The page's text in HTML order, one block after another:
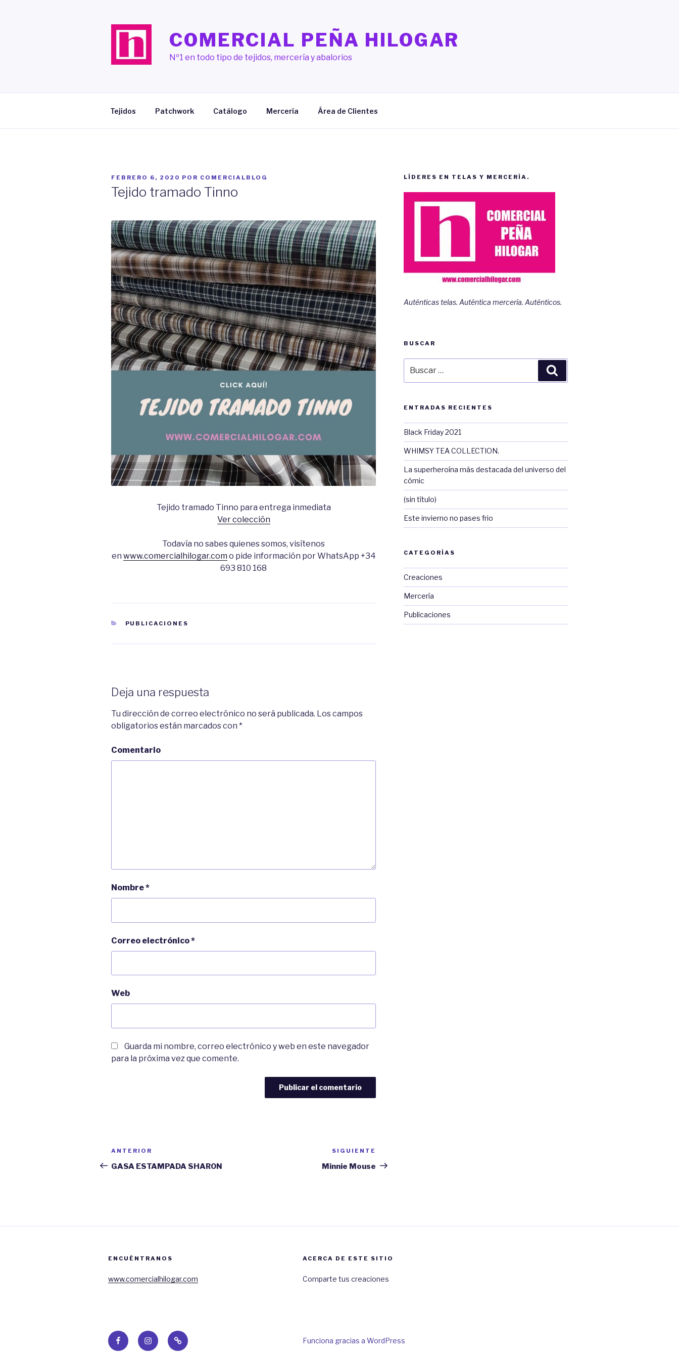
COMERCIAL PEÑA HILOGAR
Nº1 en todo tipo de tejidos, mercería y abalorios
Tejidos Patchwork Catálogo Mercería Área de Clientes
PUBLICADO
EL
FEBRERO 6, 2020 POR COMERCIALBLOG
Tejido tramado Tinno
Tejido tramado Tinno para entrega inmediata
Ver colección
Todavía no sabes quienes somos, visítenos
en www.comercialhilogar.com o pide información por WhatsApp +34
693 810 168
CATEGORÍAS
PUBLICACIONES
Deja una respuesta
Tu dirección de correo electrónico no será publicada. Los campos
obligatorios están marcados con *
Comentario
Nombre*
Correo electrónico*
Web
Guarda mi nombre, correo electrónico y web en este navegador
para la próxima vez que comente.
Navegación
de
Entrada
anterior:
ANTERIOR
GASA ESTAMPADA SHARON
entrada
SIGUIENTE
Minnie Mouse
LÍDERES EN TELAS Y MERCERÍA.
Auténticas telas. Auténtica mercería. Auténticos.
BUSCAR
por:
ENTRADAS RECIENTES
Black Friday 2021
WHIMSY TEA COLLECTION.
La superheroína más destacada del universo del
cómic
(sin título)
Este invierno no pases frio
CATEGORÍAS
Creaciones
Mercería
Publicaciones
ENCUÉNTRANOS
www.comercialhilogar.com
ACERCA DE ESTE SITIO
Comparte tus creaciones
FacebookInstagramWeb Funciona gracias a WordPress